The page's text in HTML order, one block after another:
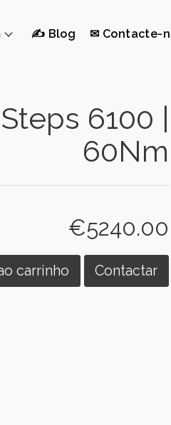
✍ Blog ✉ Contacte-
6100 |
60Nm
€5240.00
carrinho Contactar